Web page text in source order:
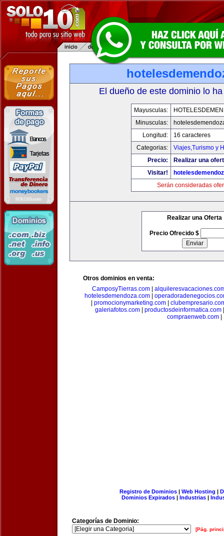
El dueño de este dominio lo
Mayusculas:
Minusculas:
Longitud:
16 caracteres
Categorias:
Viajes,Turismo y
Precio:
Realizar una
Visitar!
Serán consideradas
Realizar una Oferta
Precio Ofrecido $
Otros dominios en venta:
CamposyTierras.com
hotelesdemendoza.com|
promocionymarketing.com|
galeriafotos.com
productosdeinformatica.com
compraenweb.com
Registro de Dominios| Web Hosting |
Dominios Expirados | Industrias |
Categorías de Dominio:
[Pág.